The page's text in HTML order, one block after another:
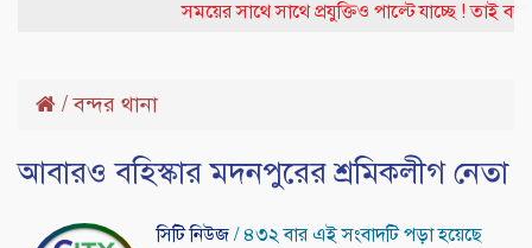
সময়ের সাথে সাথে প্রযুক্তিও পাল্টে যাচ্ছে ! তাই
/বন্দর থানা
আবারও বহিস্কার মদনপুরের শ্রমিকলীগ নেতা
সিটি নিউজ / ৪৩২ বার এই সংবাদটি পড়া হয়েছে